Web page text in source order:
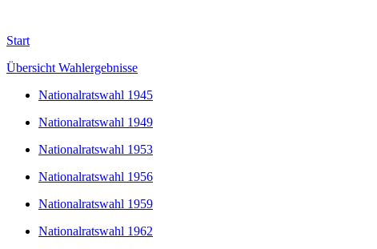
Start
Übersicht Wahlergebnisse
Nationalratswahl 1945
Nationalratswahl 1949
Nationalratswahl 1953
Nationalratswahl 1956
Nationalratswahl 1959
Nationalratswahl 1962